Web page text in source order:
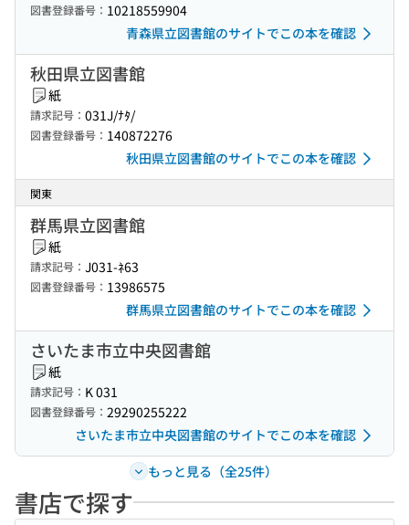
図書登録番号： 10218559904
青森県立図書館のサイトでこの本を確認
秋田県立図書館
紙
請求記号： 031J/ﾅﾀ/
図書登録番号： 140872276
秋田県立図書館のサイトでこの本を確認
関東
群馬県立図書館
紙
請求記号： J031-ﾈ63
図書登録番号： 13986575
群馬県立図書館のサイトでこの本を確認
さいたま市立中央図書館
紙
請求記号： K 031
図書登録番号： 29290255222
さいたま市立中央図書館のサイトでこの本を確認
もっと見る（全25件）
書店で探す